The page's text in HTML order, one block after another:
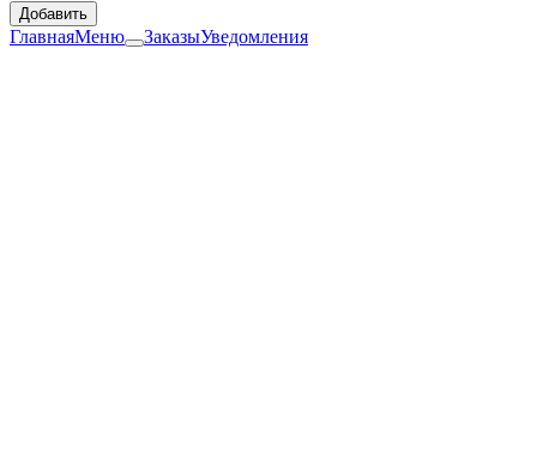
Добавить
ГлавнаяМеню ЗаказыУведомления